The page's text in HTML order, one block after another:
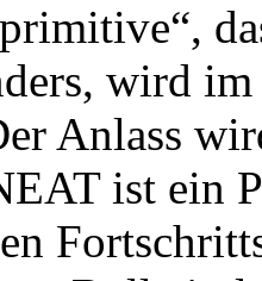
wird
Anlass
ist ein